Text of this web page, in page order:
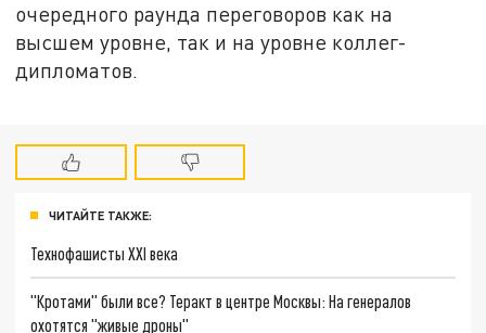
очередного раунда переговоров как на
высшем уровне, так и на уровне коллег-
дипломатов.
ЧИТАЙТЕ ТАКЖЕ:
Технофашисты XXI века
"Кротами" были все? Теракт в центре Москвы: На генералов
охотятся "живые дроны"